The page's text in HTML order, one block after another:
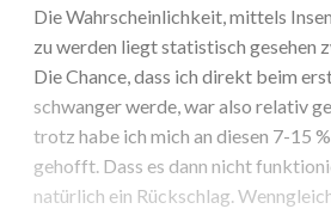
Die Wahrscheinlichkeit, mittels
zu werden liegt statistisch gesehen
Die Chance, dass ich direkt beim
schwanger werde, war also relativ
trotz habe ich mich an diesen 7-15
gehofft. Dass es dann nicht
natürlich ein Rückschlag.